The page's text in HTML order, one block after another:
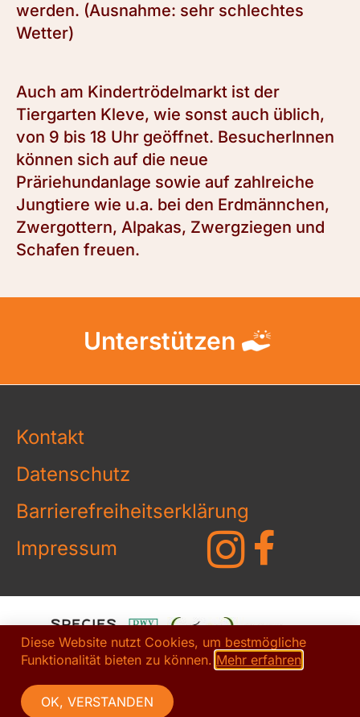
werden. (Ausnahme: sehr schlechtes
Wetter)
Auch am Kindertrödelmarkt ist der
Tiergarten Kleve, wie sonst auch üblich,
von 9 bis 18 Uhr geöffnet. BesucherInnen
können sich auf die neue
Präriehundanlage sowie auf zahlreiche
Jungtiere wie u.a. bei den Erdmännchen,
Zwergottern, Alpakas, Zwergziegen und
Schafen freuen.
Unterstützen
Kontakt
Datenschutz
Barrierefreiheitserklärung
Impressum
Diese Website nutzt Cookies, um bestmögliche
Funktionalität bieten zu können. Mehr erfahren
OK, VERSTANDEN